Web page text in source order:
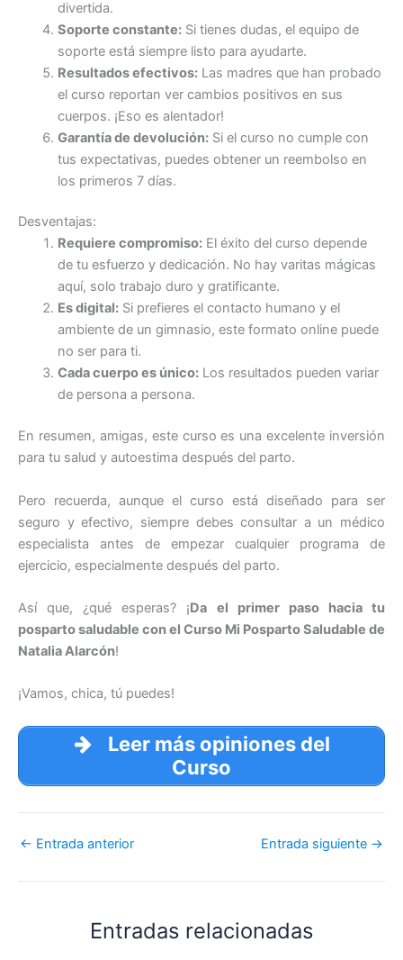
divertida.
Soporte constante:Si tienes dudas, el equipo de
soporte está siempre listo para ayudarte.
Resultados efectivos:Las madres que han probado
el curso reportan ver cambios positivos en sus
cuerpos. ¡Eso es alentador!
Garantía de devolución:Si el curso no cumple con
tus expectativas, puedes obtener un reembolso en
los primeros 7 días.
Desventajas:
Requiere compromiso:El éxito del curso depende
de tu esfuerzo y dedicación. No hay varitas mágicas
aquí, solo trabajo duro y gratificante.
Es digital:Si prefieres el contacto humano y el
ambiente de un gimnasio, este formato online puede
no ser para ti.
Cada cuerpo es único:Los resultados pueden variar
de persona a persona.
En resumen, amigas, este curso es una excelente inversión
para tu salud y autoestima después del parto.
Pero recuerda, aunque el curso está diseñado para ser
seguro y efectivo, siempre debes consultar a un médico
especialista antes de empezar cualquier programa de
ejercicio, especialmente después del parto.
Así que, ¿qué esperas? ¡Da el primer paso hacia tu
posparto saludable con el Curso Mi Posparto Saludable de
Natalia Alarcón!
¡Vamos, chica, tú puedes!
Leer más opiniones del
Curso
← Entrada anterior Entrada siguiente →
Entradas relacionadas